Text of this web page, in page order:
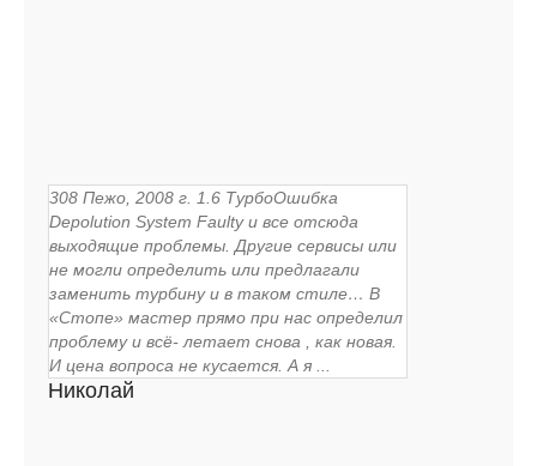
308 Пежо, 2008 г. 1.6 ТурбоОшибка
Depolution System Faulty и все отсюда
выходящие проблемы. Другие сервисы или
не могли определить или предлагали
заменить турбину и в таком стиле… В
«Стопе» мастер прямо при нас определил
проблему и всё- летает снова , как новая.
И цена вопроса не кусается. А я ...
Николай